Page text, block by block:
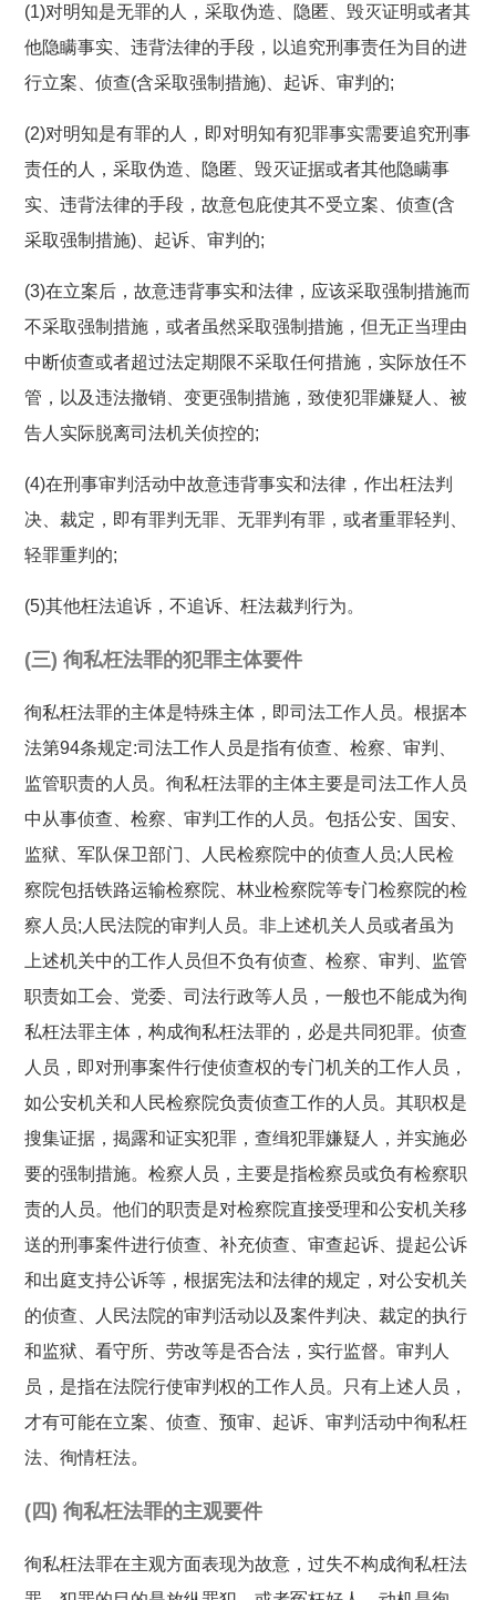
(1)对明知是无罪的人，采取伪造、隐匿、毁灭证明或者其
他隐瞒事实、违背法律的手段，以追究刑事责任为目的进
行立案、侦查(含采取强制措施)、起诉、审判的;
(2)对明知是有罪的人，即对明知有犯罪事实需要追究刑事
责任的人，采取伪造、隐匿、毁灭证据或者其他隐瞒事
实、违背法律的手段，故意包庇使其不受立案、侦查(含
采取强制措施)、起诉、审判的;
(3)在立案后，故意违背事实和法律，应该采取强制措施而
不采取强制措施，或者虽然采取强制措施，但无正当理由
中断侦查或者超过法定期限不采取任何措施，实际放任不
管，以及违法撤销、变更强制措施，致使犯罪嫌疑人、被
告人实际脱离司法机关侦控的;
(4)在刑事审判活动中故意违背事实和法律，作出枉法判
决、裁定，即有罪判无罪、无罪判有罪，或者重罪轻判、
轻罪重判的;
(5)其他枉法追诉，不追诉、枉法裁判行为。
(三) 徇私枉法罪的犯罪主体要件
徇私枉法罪的主体是特殊主体，即司法工作人员。根据本
法第94条规定:司法工作人员是指有侦查、检察、审判、
监管职责的人员。徇私枉法罪的主体主要是司法工作人员
中从事侦查、检察、审判工作的人员。包括公安、国安、
监狱、军队保卫部门、人民检察院中的侦查人员;人民检
察院包括铁路运输检察院、林业检察院等专门检察院的检
察人员;人民法院的审判人员。非上述机关人员或者虽为
上述机关中的工作人员但不负有侦查、检察、审判、监管
职责如工会、党委、司法行政等人员，一般也不能成为徇
私枉法罪主体，构成徇私枉法罪的，必是共同犯罪。侦查
人员，即对刑事案件行使侦查权的专门机关的工作人员，
如公安机关和人民检察院负责侦查工作的人员。其职权是
搜集证据，揭露和证实犯罪，查缉犯罪嫌疑人，并实施必
要的强制措施。检察人员，主要是指检察员或负有检察职
责的人员。他们的职责是对检察院直接受理和公安机关移
送的刑事案件进行侦查、补充侦查、审查起诉、提起公诉
和出庭支持公诉等，根据宪法和法律的规定，对公安机关
的侦查、人民法院的审判活动以及案件判决、裁定的执行
和监狱、看守所、劳改等是否合法，实行监督。审判人
员，是指在法院行使审判权的工作人员。只有上述人员，
才有可能在立案、侦查、预审、起诉、审判活动中徇私枉
法、徇情枉法。
(四) 徇私枉法罪的主观要件
徇私枉法罪在主观方面表现为故意，过失不构成徇私枉法